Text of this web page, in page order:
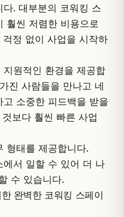
. 대부분의 코워킹 스
훨씬 저렴한 비용으로
정 없이 사업을 시작하
원적인 환경을 제공합
진 사람들을 만나고 네
소중한 피드백을 받을
보다 훨씬 빠른 사업
형태를 제공합니다.
에서 일할 수 있어 더 나
수 있습니다.
완벽한 코워킹 스페이